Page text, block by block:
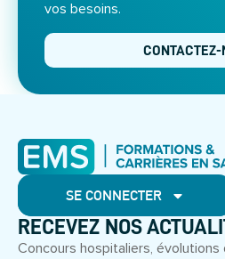
vos besoins.
CONTACTEZ-
SE CONNECTER
RECEVEZ NOS
Concours hospitaliers,